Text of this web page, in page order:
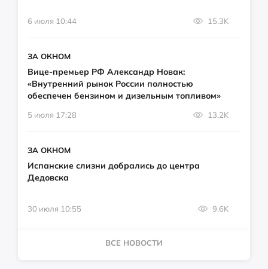
6 июля 10:44 15.3K
ЗА ОКНОМ
Вице-премьер РФ Александр Новак:
«Внутренний рынок России полностью
обеспечен бензином и дизельным топливом»
5 июля 17:28 13.2K
ЗА ОКНОМ
Испанские слизни добрались до центра
Дедовска
30 июля 10:55 9.6K
ВСЕ НОВОСТИ